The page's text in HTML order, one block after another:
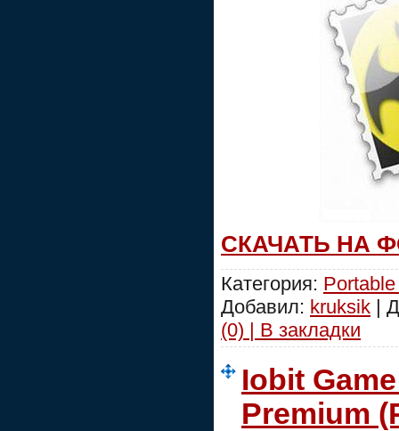
СКАЧАТЬ НА
Категория:
Добавил: kruksik |
(0) | В закладки
Iobit
Premium